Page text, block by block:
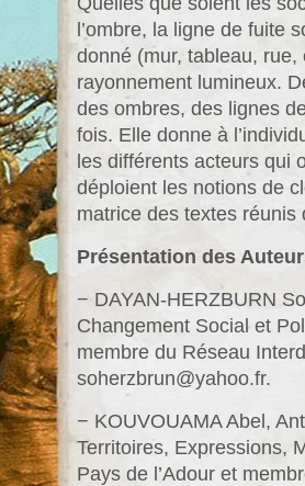
l’ombre, la ligne de fuite
donné (mur, tableau,
rayonnement lumineux.
des ombres, des lignes
fois. Elle donne à
les différents acteurs qui
déploient les notions de
matrice des textes
Présentation des
− DAYAN-HERZBURN
Changement Social et
membre du Réseau
soherzbrun@yahoo.fr.
− KOUVOUAMA Abel,
Territoires, Expressions,
Pays de l’Adour et